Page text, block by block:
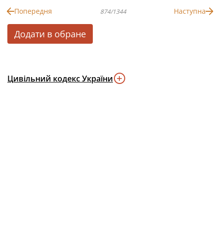
Попередня 874/1344 Наступна
Додати в обране
Цивільний кодекс України